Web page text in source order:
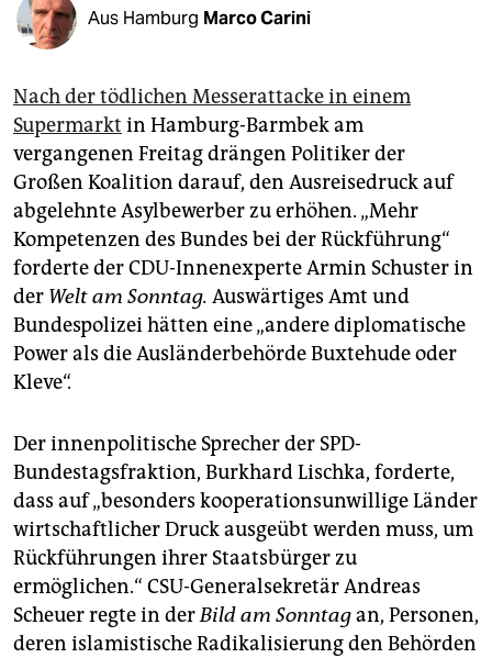
unterstützen
genossenschaft
epaper login
Aus Hamburg Marco Carini
Nach der tödlichen Messerattacke in einem
Supermarkt in Hamburg-Barmbek am
vergangenen Freitag drängen Politiker der
Großen Koalition darauf, den Ausreisedruck auf
abgelehnte Asylbewerber zu erhöhen. „Mehr
Kompetenzen des Bundes bei der Rückführung“
forderte der CDU-Innenexperte Armin Schuster in
der Welt am Sonntag. Auswärtiges Amt und
Bundespolizei hätten eine „andere diplomatische
Pow­er als die Ausländerbehörde Buxtehude oder
Kleve“.
Der innenpolitische Sprecher der SPD-
Bundestagsfraktion, Burkhard Lischka, forderte,
dass auf „besonders koopera­tions­unwillige Länder
wirtschaftlicher Druck ausgeübt werden muss, um
Rückführungen ihrer Staatsbürger zu
ermöglichen.“ CSU-Generalsekretär Andreas
Scheuer regte in derBild am Sonntagan, Personen,
deren islamistische Radikalisierung den Behörden